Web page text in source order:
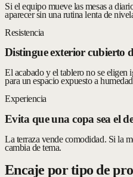
Si el equipo mueve las mesas a
aparecer sin una rutina lenta de
Resistencia
Distingue exterior cubierto
El acabado y el tablero no se eligen
para un espacio expuesto a
Experiencia
Evita que una copa sea el
La terraza vende comodidad. Si la
cambia de tema.
Encaje por tipo de